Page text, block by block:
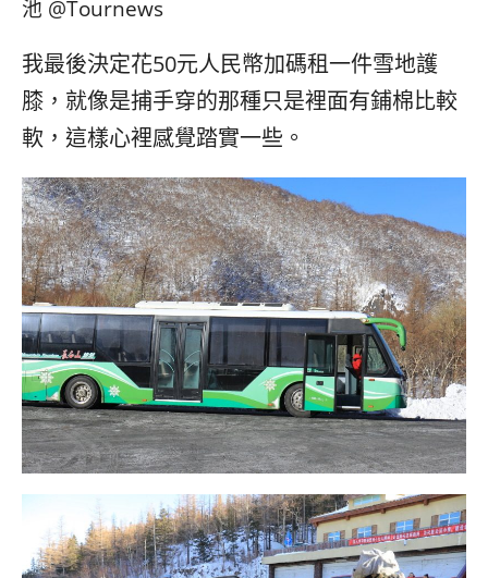
我最後決定花50元人民幣加碼租一件雪地護
膝，就像是捕手穿的那種只是裡面有鋪棉比較
軟，這樣心裡感覺踏實一些。